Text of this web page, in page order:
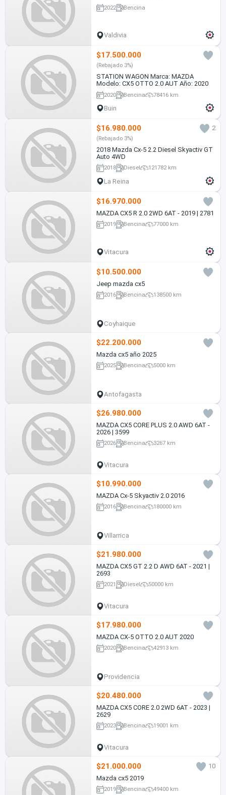
2022 Bencina
Valdivia
$17.500.000
(Rebajado 3%)
STATION WAGON Marca: MAZDA
Modelo: CX5 OTTO 2.0 AUT Año: 2020
2020 Bencina 78416 km
Buin
$16.980.000 2
(Rebajado 3%)
2018 Mazda Cx-5 2.2 Diesel Skyactiv GT
Auto 4WD
2018 Diesel 121782 km
La Reina
$16.970.000
MAZDA CX5 R 2.0 2WD 6AT - 2019 | 2781
2019 Bencina 77000 km
Vitacura
$10.500.000
Jeep mazda cx5
2016 Bencina 138500 km
Coyhaique
$22.200.000
Mazda cx5 año 2025
2025 Bencina 5000 km
Antofagasta
$26.980.000
MAZDA CX5 CORE PLUS 2.0 AWD 6AT -
2026 | 3599
2026 Bencina 3267 km
Vitacura
$10.990.000
MAZDA Cx-5 Skyactiv 2.0 2016
2016 Bencina 180000 km
Villarrica
$21.980.000
MAZDA CX5 GT 2.2 D AWD 6AT - 2021 |
2693
2021 Diesel 50000 km
Vitacura
$17.980.000
MAZDA CX-5 OTTO 2.0 AUT 2020
2020 Bencina 42913 km
Providencia
$20.480.000
MAZDA CX5 CORE 2.0 2WD 6AT - 2023 |
2629
2023 Bencina 19001 km
Vitacura
$21.000.000
10
Mazda cx5 2019
2019 Bencina 49400 km